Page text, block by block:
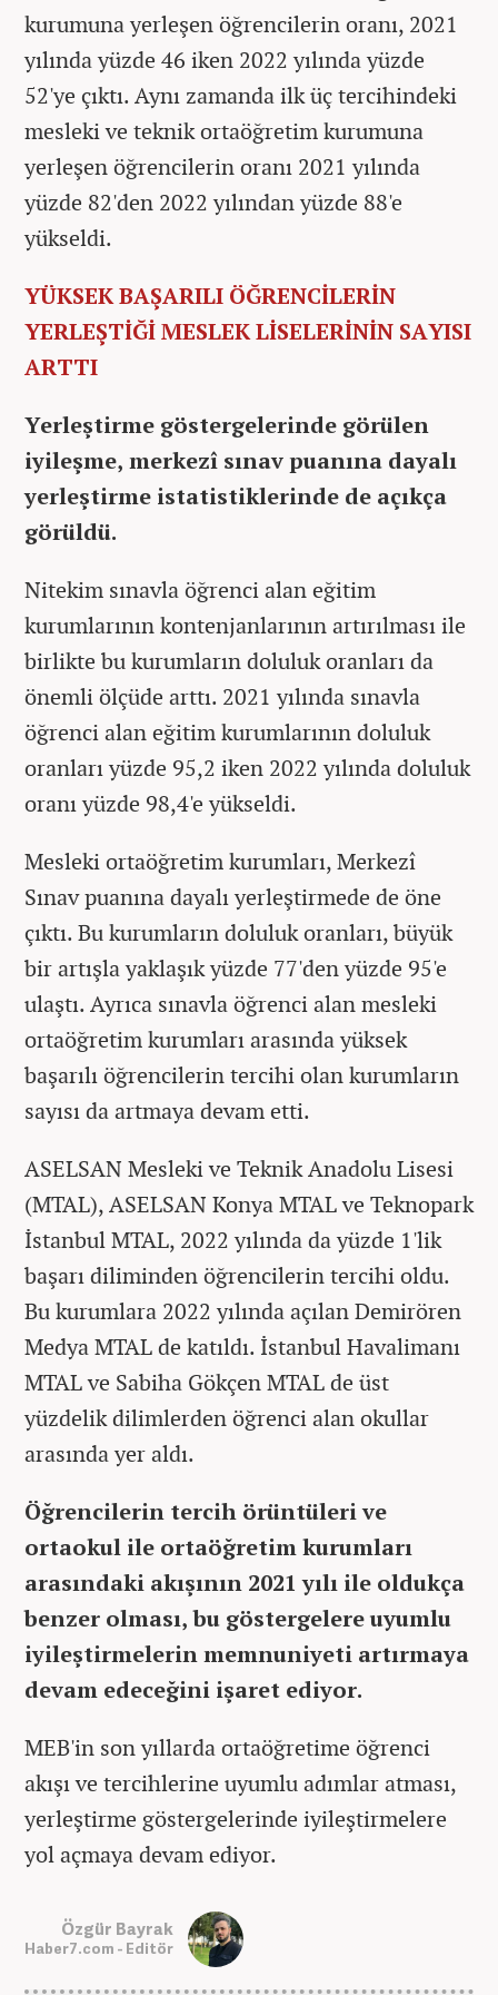
kurumuna yerleşen öğrencilerin oranı, 2021
yılında yüzde 46 iken 2022 yılında yüzde
52'ye çıktı. Aynı zamanda ilk üç tercihindeki
mesleki ve teknik ortaöğretim kurumuna
yerleşen öğrencilerin oranı 2021 yılında
yüzde 82'den 2022 yılından yüzde 88'e
yükseldi.
YÜKSEK BAŞARILI ÖĞRENCİLERİN
YERLEŞTİĞİ MESLEK LİSELERİNİN SAYISI
ARTTI
Yerleştirme göstergelerinde görülen
iyileşme, merkezî sınav puanına dayalı
yerleştirme istatistiklerinde de açıkça
görüldü.
Nitekim sınavla öğrenci alan eğitim
kurumlarının kontenjanlarının artırılması ile
birlikte bu kurumların doluluk oranları da
önemli ölçüde arttı. 2021 yılında sınavla
öğrenci alan eğitim kurumlarının doluluk
oranları yüzde 95,2 iken 2022 yılında doluluk
oranı yüzde 98,4'e yükseldi.
Mesleki ortaöğretim kurumları, Merkezî
Sınav puanına dayalı yerleştirmede de öne
çıktı. Bu kurumların doluluk oranları, büyük
bir artışla yaklaşık yüzde 77'den yüzde 95'e
ulaştı. Ayrıca sınavla öğrenci alan mesleki
ortaöğretim kurumları arasında yüksek
başarılı öğrencilerin tercihi olan kurumların
sayısı da artmaya devam etti.
ASELSAN Mesleki ve Teknik Anadolu Lisesi
(MTAL), ASELSAN Konya MTAL ve Teknopark
İstanbul MTAL, 2022 yılında da yüzde 1'lik
başarı diliminden öğrencilerin tercihi oldu.
Bu kurumlara 2022 yılında açılan Demirören
Medya MTAL de katıldı. İstanbul Havalimanı
MTAL ve Sabiha Gökçen MTAL de üst
yüzdelik dilimlerden öğrenci alan okullar
arasında yer aldı.
Öğrencilerin tercih örüntüleri ve
ortaokul ile ortaöğretim kurumları
arasındaki akışının 2021 yılı ile oldukça
benzer olması, bu göstergelere uyumlu
iyileştirmelerin memnuniyeti artırmaya
devam edeceğini işaret ediyor.
MEB'in son yıllarda ortaöğretime öğrenci
akışı ve tercihlerine uyumlu adımlar atması,
yerleştirme göstergelerinde iyileştirmelere
yol açmaya devam ediyor.
Özgür Bayrak
Haber7.com - Editör